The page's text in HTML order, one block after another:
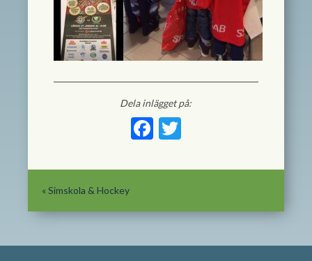
Dela inlägget på:
Facebook
Twitter
« Simskola & Hockey